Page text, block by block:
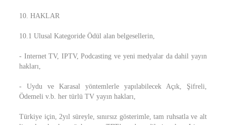
10. HAKLAR
10.1 Ulusal Kategoride Ödül alan belgesellerin,
- Internet TV, IPTV, Podcasting ve yeni medyalar da dahil yayın
hakları,
- Uydu ve Karasal yöntemlerle yapılabilecek Açık, Şifreli,
Ödemeli v.b. her türlü TV yayın hakları,
Türkiye için, 2yıl süreyle, sınırsız gösterimle, tam ruhsatla ve alt